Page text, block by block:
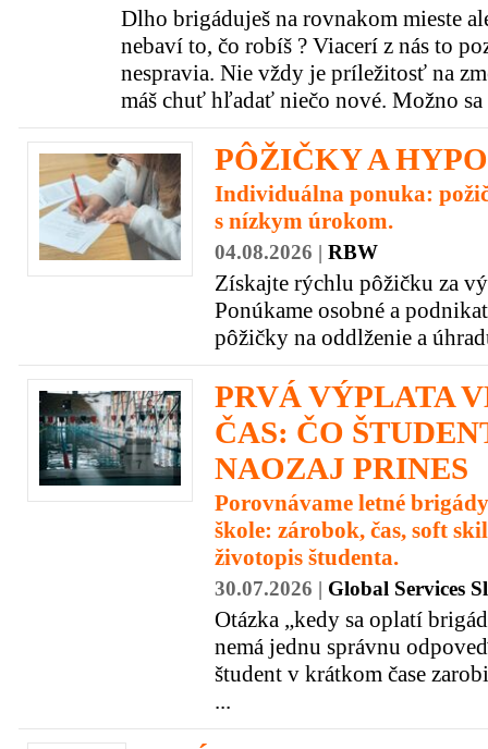
Dlho brigáduješ na rovnakom mieste
nebaví to, čo robíš ? Viacerí z nás to
nespravia. Nie vždy je príležitosť na
máš chuť hľadať niečo nové. Možno
PÔŽIČKY A
Individuálna ponuka:
s nízkym úrokom.
04.08.2026 | RBW
Získajte rýchlu pôžičku za
Ponúkame osobné a
pôžičky na oddlženie a
PRVÁ VÝPLATA
ČAS: ČO
NAOZAJ PRINES
Porovnávame letné
škole: zárobok, čas, soft
životopis študenta.
30.07.2026 | Global Services
Otázka „kedy sa oplatí
nemá jednu správnu
študent v krátkom čase
...